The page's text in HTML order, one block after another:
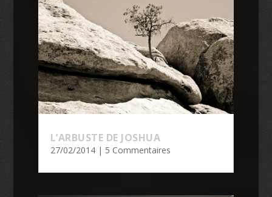
L’ARBUSTE DE JOSHUA
27/02/2014| 5 Commentaires